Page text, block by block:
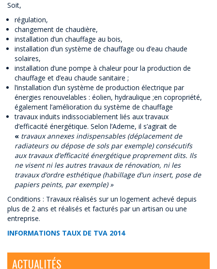
Soit,
régulation,
changement de chaudière,
installation d’un chauffage au bois,
installation d’un système de chauffage ou d’eau chaude
solaires,
installation d’une pompe à chaleur pour la production de
chauffage et d’eau chaude sanitaire ;
l’installation d’un système de production électrique par
énergies renouvelables : éolien, hydraulique ;en copropriété,
également l’amélioration du système de chauffage
travaux induits indissociablement liés aux travaux
d’efficacité énergétique. Selon l’Ademe, il s’agirait de
« travaux annexes indispensables (déplacement de
radiateurs ou dépose de sols par exemple) consécutifs
aux travaux d’efficacité énergétique proprement dits. Ils
ne visent ni les autres travaux de rénovation, ni les
travaux d’ordre esthétique (habillage d’un insert, pose de
papiers peints, par exemple) »
Conditions : Travaux réalisés sur un logement achevé depuis
plus de 2 ans et réalisés et facturés par un artisan ou une
entreprise.
INFORMATIONS TAUX DE TVA 2014
ACTUALITÉS